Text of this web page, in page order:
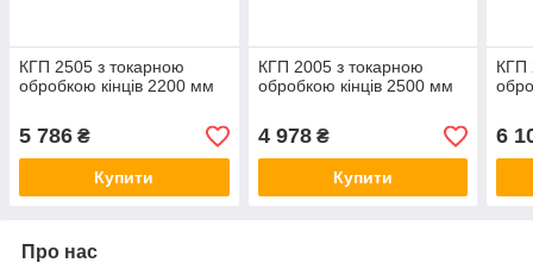
КГП 2505 з токарною
обробкою кінців 2200 мм
5 786 ₴
Купити
КГП 2005 з токарною
обробкою кінців 2500 мм
4 978₴
Купити
КГП
6
Про нас